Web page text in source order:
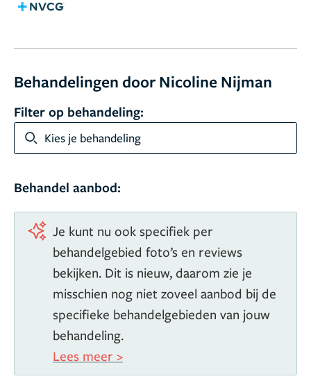
Behandelingen door Nicoline Nijman
Filter op behandeling:
Kies je behandeling
Behandel aanbod:
Je kunt nu ook specifiek per
behandelgebied foto’s en reviews
bekijken. Dit is nieuw, daarom zie je
misschien nog niet zoveel aanbod bij de
specifieke behandelgebieden van jouw
behandeling.
Lees meer >